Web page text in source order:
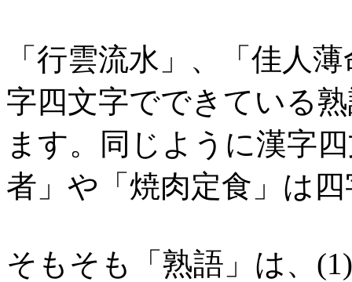
「行雲流水」、「佳人
字四文字でできている
ます。同じように漢字
者」や「焼肉定食」は
そもそも「熟語」は、